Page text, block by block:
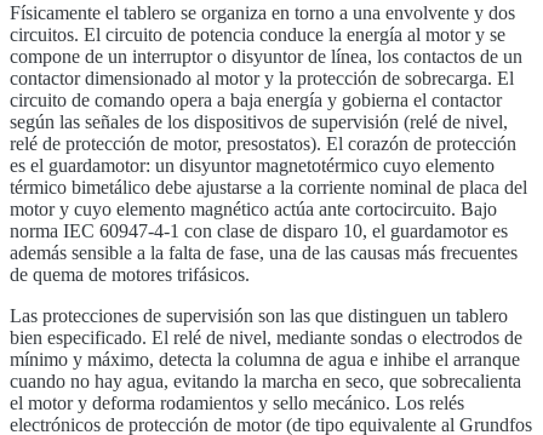
Físicamente el tablero se organiza en torno a una envolvente y dos
circuitos. El circuito de potencia conduce la energía al motor y se
compone de un interruptor o disyuntor de línea, los contactos de un
contactor dimensionado al motor y la protección de sobrecarga. El
circuito de comando opera a baja energía y gobierna el contactor
según las señales de los dispositivos de supervisión (relé de nivel,
relé de protección de motor, presostatos). El corazón de protección
es el guardamotor: un disyuntor magnetotérmico cuyo elemento
térmico bimetálico debe ajustarse a la corriente nominal de placa del
motor y cuyo elemento magnético actúa ante cortocircuito. Bajo
norma IEC 60947-4-1 con clase de disparo 10, el guardamotor es
además sensible a la falta de fase, una de las causas más frecuentes
de quema de motores trifásicos.
Las protecciones de supervisión son las que distinguen un tablero
bien especificado. El relé de nivel, mediante sondas o electrodos de
mínimo y máximo, detecta la columna de agua e inhibe el arranque
cuando no hay agua, evitando la marcha en seco, que sobrecalienta
el motor y deforma rodamientos y sello mecánico. Los relés
electrónicos de protección de motor (de tipo equivalente al Grundfos